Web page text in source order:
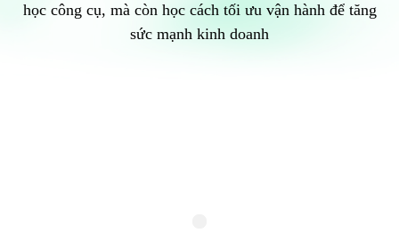
học công cụ, mà còn học cách tối ưu vận hành để tăng
sức mạnh kinh doanh